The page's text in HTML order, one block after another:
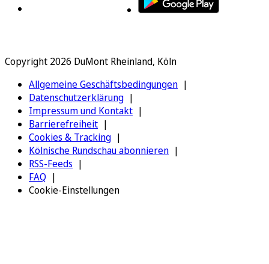
Copyright 2026 DuMont Rheinland, Köln
Allgemeine Geschäftsbedingungen
Datenschutzerklärung
Impressum und Kontakt
Barrierefreiheit
Cookies & Tracking
Kölnische Rundschau abonnieren
RSS-Feeds
FAQ
Cookie-Einstellungen